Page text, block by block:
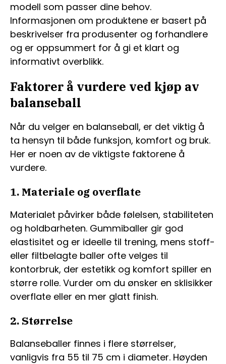
modell som passer dine behov.
Informasjonen om produktene er basert på
beskrivelser fra produsenter og forhandlere
og er oppsummert for å gi et klart og
informativt overblikk.
Faktorer å vurdere ved kjøp av
balanseball
Når du velger en balanseball, er det viktig å
ta hensyn til både funksjon, komfort og bruk.
Her er noen av de viktigste faktorene å
vurdere.
1. Materiale og overflate
Materialet påvirker både følelsen, stabiliteten
og holdbarheten. Gummiballer gir god
elastisitet og er ideelle til trening, mens stoff-
eller filtbelagte baller ofte velges til
kontorbruk, der estetikk og komfort spiller en
større rolle. Vurder om du ønsker en sklisikker
overflate eller en mer glatt finish.
2. Størrelse
Balanseballer finnes i flere størrelser,
vanligvis fra 55 til 75 cm i diameter. Høyden